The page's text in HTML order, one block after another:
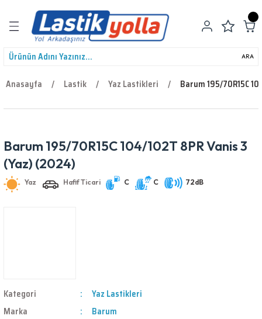
Geri Dön
ARA
Anasayfa Lastik Yaz Lastikleri Barum 195/70R15C
Barum 195/70R15C 104/102T 8PR Vanis 3
(Yaz) (2024)
Yaz Hafif Ticari C C 72dB
Kategori
Yaz Lastikleri
Marka
Barum